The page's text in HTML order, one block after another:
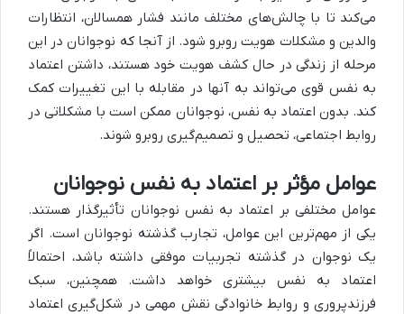
می‌کند تا با چالش‌های مختلف مانند فشار همسالان، انتظارات
والدین و مشکلات هویت روبرو شود. از آنجا که نوجوانان در این
مرحله از زندگی در حال کشف هویت خود هستند، داشتن اعتماد
به نفس قوی می‌تواند به آنها در مقابله با این تغییرات کمک
کند. بدون اعتماد به نفس، نوجوانان ممکن است با مشکلاتی در
روابط اجتماعی، تحصیل و تصمیم‌گیری روبرو شوند.
عوامل مؤثر بر اعتماد به نفس نوجوانان
عوامل مختلفی بر اعتماد به نفس نوجوانان تأثیرگذار هستند.
یکی از مهم‌ترین این عوامل، تجارب گذشته نوجوانان است. اگر
یک نوجوان در گذشته تجربیات موفقی داشته باشد، احتمالاً
اعتماد به نفس بیشتری خواهد داشت. همچنین، سبک
فرزندپروری و روابط خانوادگی نقش مهمی در شکل‌گیری اعتماد